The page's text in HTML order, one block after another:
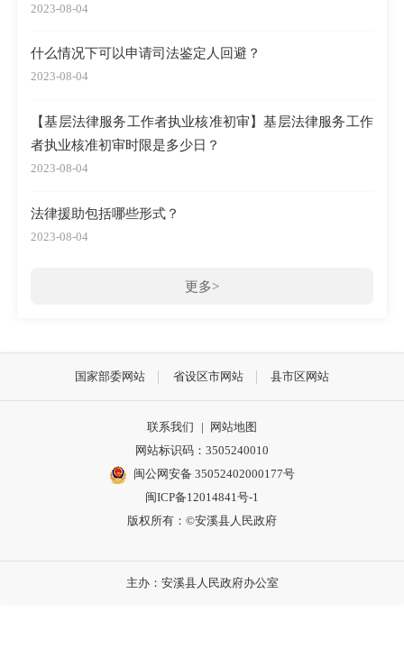
2023-08-04
什么情况下可以申请司法鉴定人回避？
2023-08-04
【基层法律服务工作者执业核准初审】基层法律服务工作
者执业核准初审时限是多少日？
2023-08-04
法律援助包括哪些形式？
2023-08-04
更多>
国家部委网站 省设区市网站 县市区网站
联系我们 | 网站地图
网站标识码：3505240010
闽公网安备 35052402000177号
闽ICP备12014841号-1
版权所有：©安溪县人民政府
主办：安溪县人民政府办公室